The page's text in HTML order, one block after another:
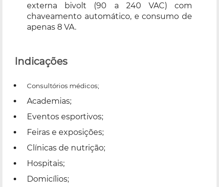
externa bivolt (90 a 240 VAC) com
chaveamento automático, e consumo de
apenas 8 VA.
Indicações
Consultórios médicos;
Academias;
Eventos esportivos;
Feiras e exposições;
Clínicas de nutrição;
Hospitais;
Domicílios;